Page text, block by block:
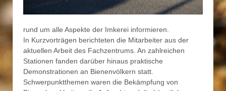
rund um alle Aspekte der Imkerei informieren.
In Kurzvorträgen berichteten die Mitarbeiter aus der
aktuellen Arbeit des Fachzentrums. An zahlreichen
Stationen fanden darüber hinaus praktische
Demonstrationen an Bienenvölkern statt.
Schwerpunktthemen waren die Bekämpfung von